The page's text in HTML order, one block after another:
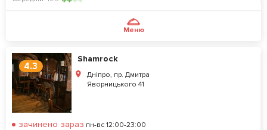
Меню
4.3
Shamrock
Дніпро, пр. Дмитра
Яворницького 41
зачинено зараз пн-вс 12:00-23:00